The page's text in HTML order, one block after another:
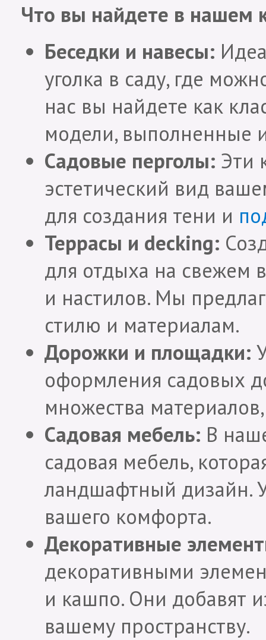
Что вы найдете в нашем
Беседки и навесы:
уголка в саду, где
нас вы найдете как
модели, выполненные
Садовые перголы: Эти
эстетический вид
для создания тени и
Террасы и decking:
для отдыха на свежем
и настилов. Мы
стилю и материалам.
Дорожки и площадки:
оформления садовых
множества
Садовая мебель: В
садовая мебель,
ландшафтный дизайн.
вашего комфорта.
Декоративные
декоративными
и кашпо. Они добавят
вашему пространству.